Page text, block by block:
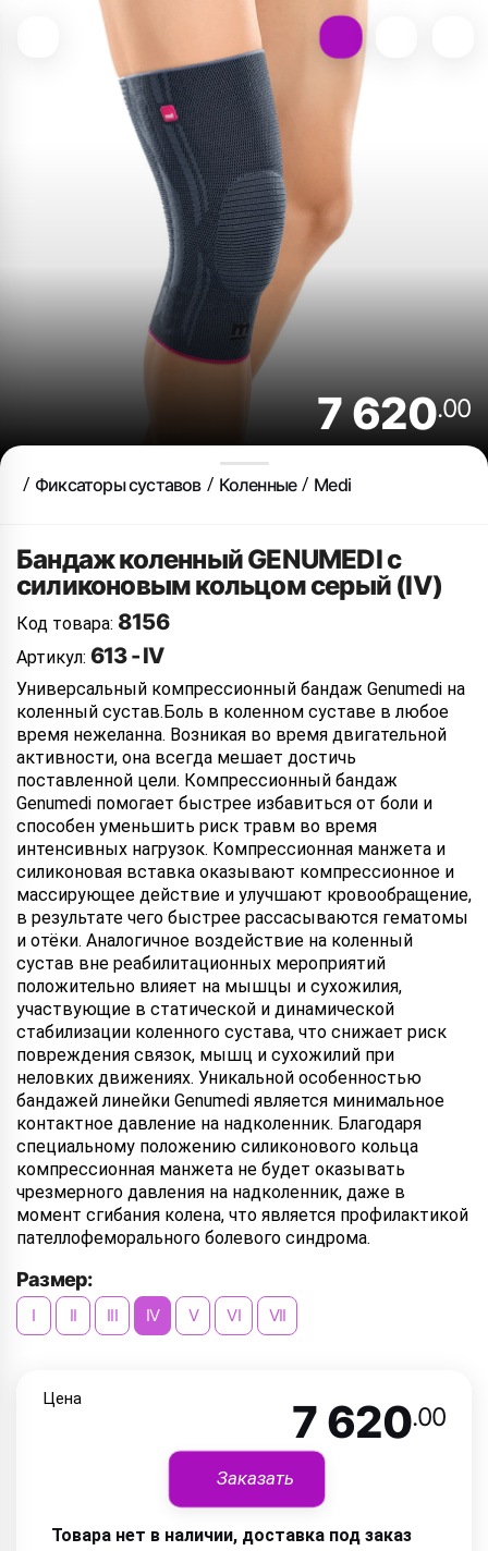
7 620.00
Фиксаторы суставов Коленные Medi
Бандаж коленный GENUMEDI с
силиконовым кольцом серый (IV)
Код товара: 8156
Артикул: 613 - IV
Универсальный компрессионный бандаж Genumedi на
коленный сустав.Боль в коленном суставе в любое
время нежеланна. Возникая во время двигательной
активности, она всегда мешает достичь
поставленной цели. Компрессионный бандаж
Genumedi помогает быстрее избавиться от боли и
способен уменьшить риск травм во время
интенсивных нагрузок. Компрессионная манжета и
силиконовая вставка оказывают компрессионное и
массирующее действие и улучшают кровообращение,
в результате чего быстрее рассасываются гематомы
и отёки. Аналогичное воздействие на коленный
сустав вне реабилитационных мероприятий
положительно влияет на мышцы и сухожилия,
участвующие в статической и динамической
стабилизации коленного сустава, что снижает риск
повреждения связок, мышц и сухожилий при
неловких движениях. Уникальной особенностью
бандажей линейки Genumedi является минимальное
контактное давление на надколенник. Благодаря
специальному положению силиконового кольца
компрессионная манжета не будет оказывать
чрезмерного давления на надколенник, даже в
момент сгибания колена, что является профилактикой
пателлофеморального болевого синдрома.
Размер:
I II III IV V VI VII
Цена 7 620.00
Заказать
Товара нет в наличии, доставка под заказ